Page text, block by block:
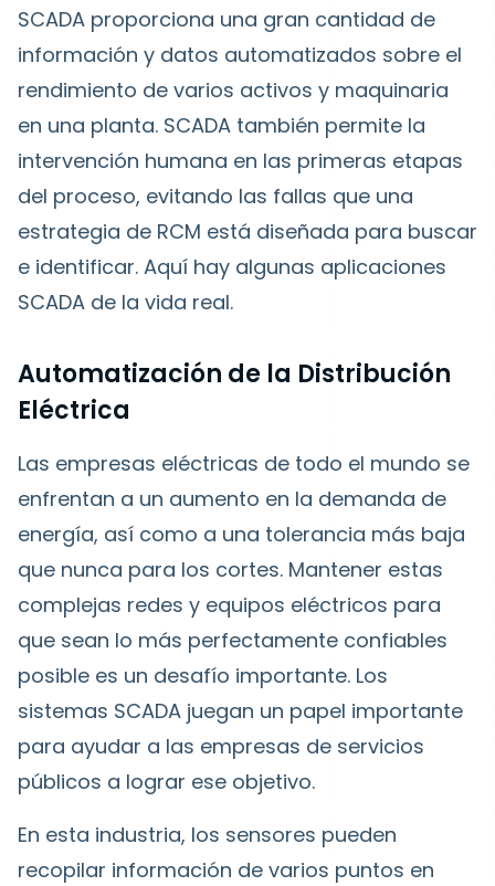
SCADA proporciona una gran cantidad de
información y datos automatizados sobre el
rendimiento de varios activos y maquinaria
en una planta. SCADA también permite la
intervención humana en las primeras etapas
del proceso, evitando las fallas que una
estrategia de RCM está diseñada para buscar
e identificar. Aquí hay algunas aplicaciones
SCADA de la vida real.
Automatización de la Distribución
Eléctrica
Las empresas eléctricas de todo el mundo se
enfrentan a un aumento en la demanda de
energía, así como a una tolerancia más baja
que nunca para los cortes. Mantener estas
complejas redes y equipos eléctricos para
que sean lo más perfectamente confiables
posible es un desafío importante. Los
sistemas SCADA juegan un papel importante
para ayudar a las empresas de servicios
públicos a lograr ese objetivo.
En esta industria, los sensores pueden
recopilar información de varios puntos en